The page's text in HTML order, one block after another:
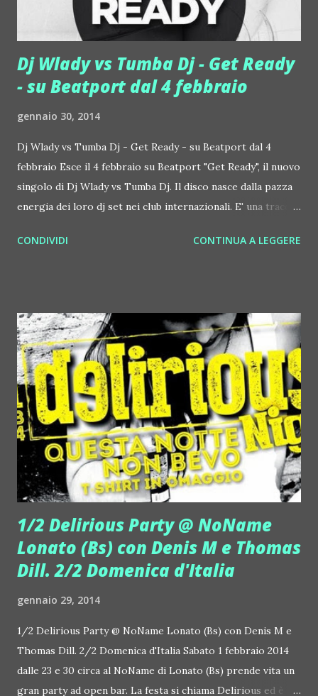
Dj Wlady vs Tumba Dj - Get Ready
- su Beatport dal 4 febbraio
gennaio 30, 2014
Dj Wlady vs Tumba Dj - Get Ready - su Beatport dal 4
febbraio Esce il 4 febbraio su Beatport "Get Ready", il nuovo
singolo di Dj Wlady vs Tumba Dj. Il disco nasce dalla pazza
energia dei loro dj set nei club internazionali. E' una traccia
il consenso dei Top Dj Internazionali. Dj Wlady e Tumba Dj
grande feeling artistico che si è presto trasformato in un
progetto musicale contaminato dalle nostre esperienze e
dai nostri percorsi", raccontano. "Get Ready" è una bomba
electro house e progressive, perfetta per far muovere a
tempo l'Europa e non solo... ed è solo il primo passo di un
lungo sogno musicale che può portarli lontano. "Vogliamo
creare un team, questa traccia è solo il primo passo",...
CONDIVIDI CONTINUA A LEGGERE
1/2 Delirious Party @ NoName
Lonato (Bs) con Denis M e Thomas
Dill. 2/2 Domenica d'Italia
gennaio 29, 2014
1/2 Delirious Party @ NoName Lonato (Bs) con Denis M e
Thomas Dill. 2/2 Domenica d'Italia Sabato 1 febbraio 2014
dalle 23 e 30 circa al NoName di Lonato (Bs) prende vita un
gran party ad open bar. La festa si chiama Delirious ed è